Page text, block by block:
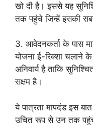
खो दी है। इससे यह
तक पहुंचे जिन्हें इसकी
3. आवेदनकर्ता के पास
योजना ई-रिक्शा चलाने के
अनिवार्य है ताकि
सक्षम है।
ये पात्रता मापदंड इस
उचित रूप से उन तक